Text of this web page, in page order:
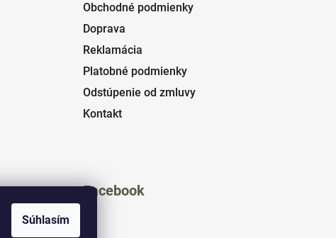
Súhlasím
Obchodné podmienky
Doprava
Reklamácia
Platobné podmienky
Odstúpenie od zmluvy
Kontakt
Facebook